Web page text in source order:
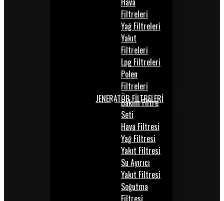
Filtreleri
Yağ Filtreleri
Yakıt
Filtreleri
Lpg Filtreleri
Polen
Filtreleri
JENERATÖR FİLTRELERİ
Bakım Filtre
Seti
Hava Filtresi
Yağ Filtresi
Yakıt Filtresi
Su Ayırıcı
Yakıt Filtresi
Soğutma